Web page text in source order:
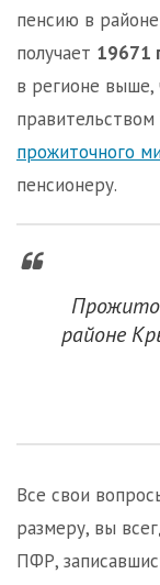
пенсию в
получает 19671
в регионе
прожиточного
пенсионеру.
районе
Все свои
размеру, вы
ПФР,